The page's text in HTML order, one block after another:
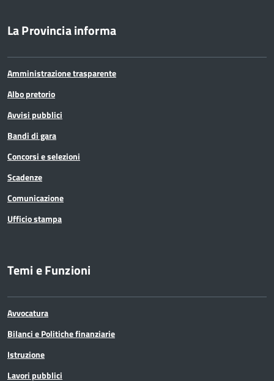
La Provincia informa
Amministrazione trasparente
Albo pretorio
Avvisi pubblici
Bandi di gara
Concorsi e selezioni
Scadenze
Comunicazione
Ufficio stampa
Temi e Funzioni
Avvocatura
Bilanci e Politiche finanziarie
Istruzione
Lavori pubblici